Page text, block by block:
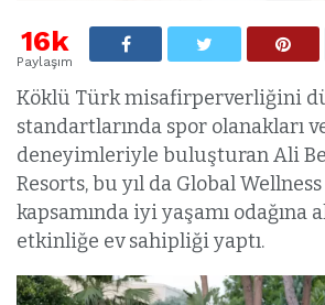
16k
Paylaşım
Köklü Türk misafirperverliğini
standartlarında spor olanakları
deneyimleriyle buluşturan Ali
Resorts, bu yıl da Global
kapsamında iyi yaşamı odağına
etkinliğe ev sahipliği yaptı.